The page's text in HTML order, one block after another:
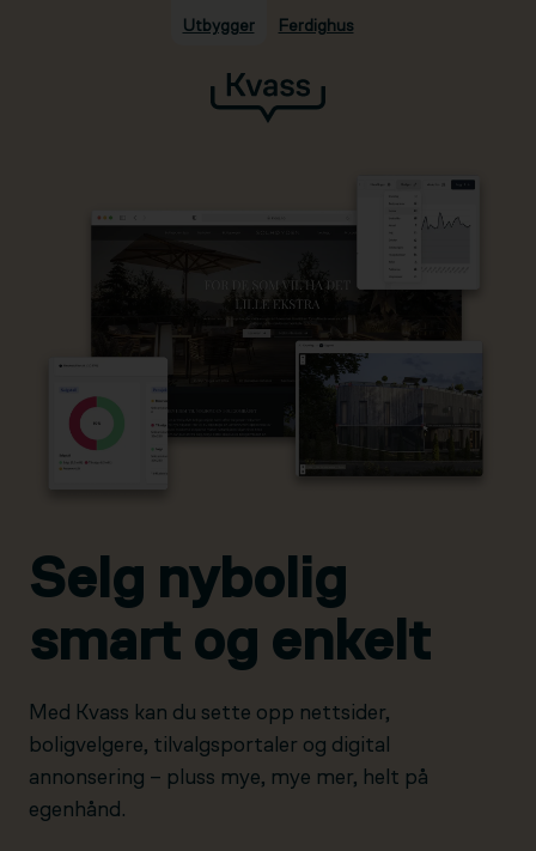
Hopp til hovedinnhold
Utbygger Ferdighus
Selg nybolig
smart og enkelt
Med Kvass kan du sette opp nettsider,
boligvelgere, tilvalgsportaler og digital
annonsering – pluss mye, mye mer, helt på
egenhånd.